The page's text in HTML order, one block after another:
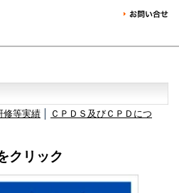
修等実績
ＣＰＤＳ及びＣＰＤにつ
クリック